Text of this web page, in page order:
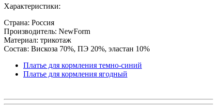
Характеристики:
Страна: Россия
Производитель: NewForm
Материал: трикотаж
Состав: Вискоза 70%, ПЭ 20%, эластан 10%
Платье для кормления темно-синий
Платье для кормления ягодный